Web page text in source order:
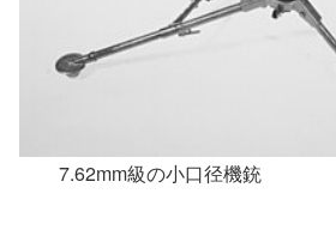
7.62mm級の小口径機銃